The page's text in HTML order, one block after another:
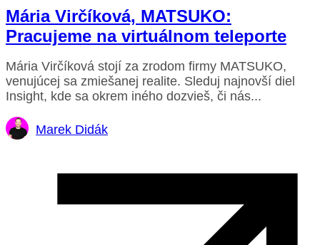
Mária Virčíková, MATSUKO:
Pracujeme na virtuálnom teleporte
Mária Virčíková stojí za zrodom firmy MATSUKO,
venujúcej sa zmiešanej realite. Sleduj najnovší diel
Insight, kde sa okrem iného dozvieš, či nás...
Marek Didák